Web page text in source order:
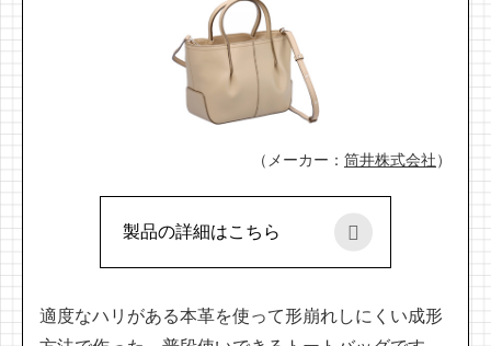
（メーカー： 筒井株式会社）
製品の詳細はこちら
適度なハリがある本革を使って形崩れしにくい成形